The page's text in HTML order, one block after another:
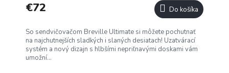
€72 Do košíka
So sendvičovačom Breville Ultimate si môžete pochutnať
na najchutnejších sladkých i slaných desiatach! Uzatvárací
systém a nový dizajn s hlbšími nepriľnavými doskami vám
umožní...